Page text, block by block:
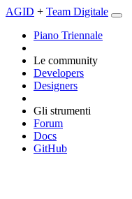
AGID + Team Digitale
Piano Triennale
Le community
Developers
Designers
Gli strumenti
Forum
Docs
GitHub